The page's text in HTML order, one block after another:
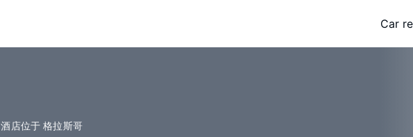
Car
酒店位于 格拉斯哥